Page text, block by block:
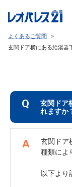
よくあるご質問
>
玄関ドア横にある給湯器
Q
玄関ドア
れますか
A
玄関ドア
種類によ